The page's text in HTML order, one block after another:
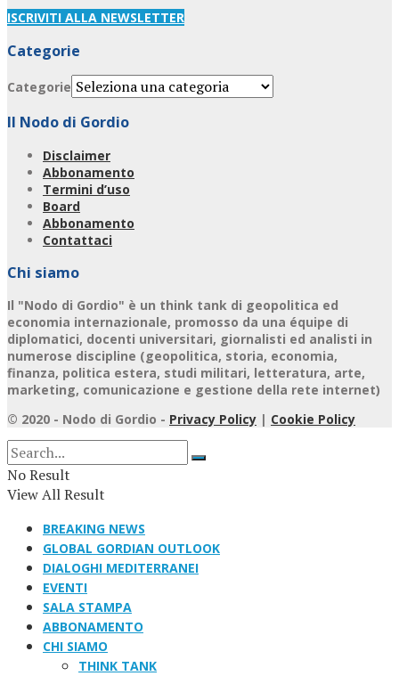
ISCRIVITI ALLA NEWSLETTER
Categorie
Categorie
Il Nodo di Gordio
Disclaimer
Abbonamento
Termini d’uso
Board
Abbonamento
Contattaci
Chi siamo
Il "Nodo di Gordio" è un think tank di geopolitica ed
economia internazionale, promosso da una équipe di
diplomatici, docenti universitari, giornalisti ed analisti in
numerose discipline (geopolitica, storia, economia,
finanza, politica estera, studi militari, letteratura, arte,
marketing, comunicazione e gestione della rete internet)
© 2020 - Nodo di Gordio - Privacy Policy | Cookie Policy
No Result
View All Result
BREAKING NEWS
GLOBAL GORDIAN OUTLOOK
DIALOGHI MEDITERRANEI
EVENTI
SALA STAMPA
ABBONAMENTO
CHI SIAMO
THINK TANK